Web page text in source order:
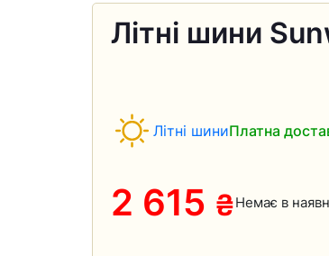
Літні шини
Літні шиниПлатна
2 615 ₴Немає в